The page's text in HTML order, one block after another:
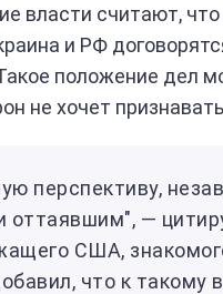
власти считают,
и РФ
положение дел
не хочет
перспективу,
—
США,
что к такому